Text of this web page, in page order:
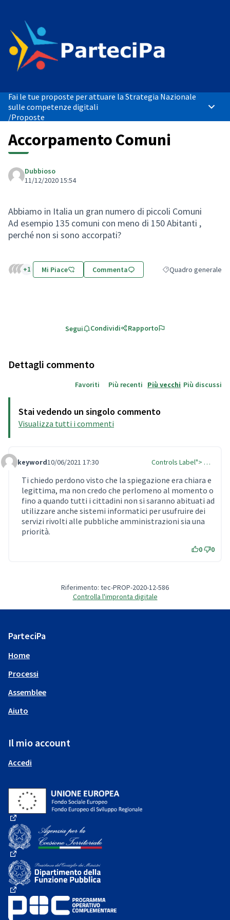
Fai le tue proposte per attuare la Strategia Nazionale
sulle competenze digitali
/Proposte
Accorpamento Comuni
Dubbioso
11/12/2020 15:54
Abbiamo in Italia un gran numero di piccoli Comuni
Ad esempio 135 comuni con meno di 150 Abitanti ,
perché non si sono accorpati?
+1 Mi Piace Commenta Filtra i risultati per
Quadro generale
Segui Condividi Rapporto
Dettagli commento
Favoriti Più recenti Più vecchi Più discussi
Stai vedendo un singolo commento
Visualizza tutti i commenti
Comment Label Reply
keyword10/06/2021 17:30 Controls Label"> …
Ti chiedo perdono visto che la spiegazione era chiara e
legittima, ma non credo che perlomeno al momento o
fino a quando tutti i cittadini non si saranno abituati ad
utilizzare anche sistemi informatici per usufruire dei
servizi rivolti alle pubbliche amministrazioni sia una
priorità.
0 0
Riferimento: tec-PROP-2020-12-586
Controlla l'impronta digitale
ParteciPa
Home
Processi
Assemblee
Aiuto
Il mio account
Accedi
(Collegamento esterno)
(Collegamento esterno)
(Collegamento esterno)